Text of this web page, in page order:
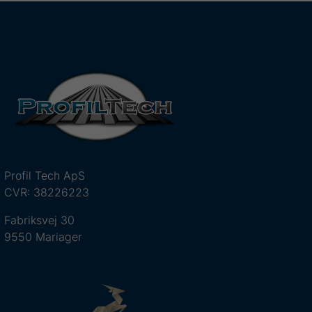
Profil Tech ApS
CVR: 38226223
Fabriksvej 30
9550 Mariager